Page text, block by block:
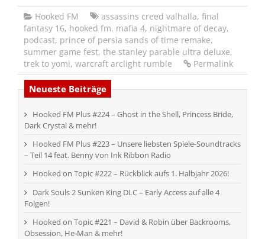
Hooked FM assassins creed valhalla, final
fantasy 16, hooked fm, mafia 4, nightmare of decay,
podcast, prince of persia sands of time remake,
summer game fest, the stanley parable ultra deluxe,
trek to yomi, warcraft arclight rumble Permalink
Neueste Beiträge
Hooked FM Plus #224 – Ghost in the Shell, Princess Bride,
Dark Crystal & mehr!
Hooked FM Plus #223 – Unsere liebsten Spiele-Soundtracks
– Teil 14 feat. Benny von Ink Ribbon Radio
Hooked on Topic #222 – Rückblick aufs 1. Halbjahr 2026!
Dark Souls 2 Sunken King DLC – Early Access auf alle 4
Folgen!
Hooked on Topic #221 – David & Robin über Backrooms,
Obsession, He-Man & mehr!